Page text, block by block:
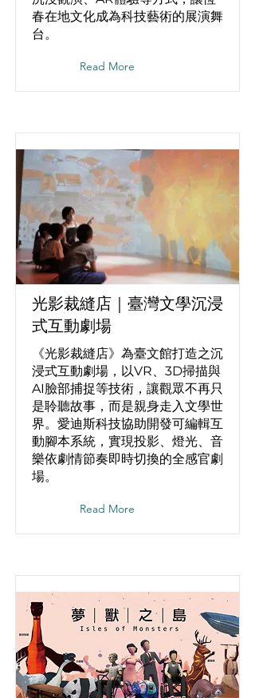
春在地文化成為科技藝術的展演舞
台。
Read More
光影裁縫店｜臺灣文學沉浸
式互動劇場
《光影裁縫店》為臺文館打造之沉
浸式互動劇場，以VR、3D掃描與
AI臉部捕捉等技術，讓觀眾不再只
是聆聽故事，而是親身走入文學世
界。愛迪斯科技協助開發可編輯互
動腳本系統，實現投影、燈光、音
樂依劇情節奏即時切換的全感官劇
場。
Read More